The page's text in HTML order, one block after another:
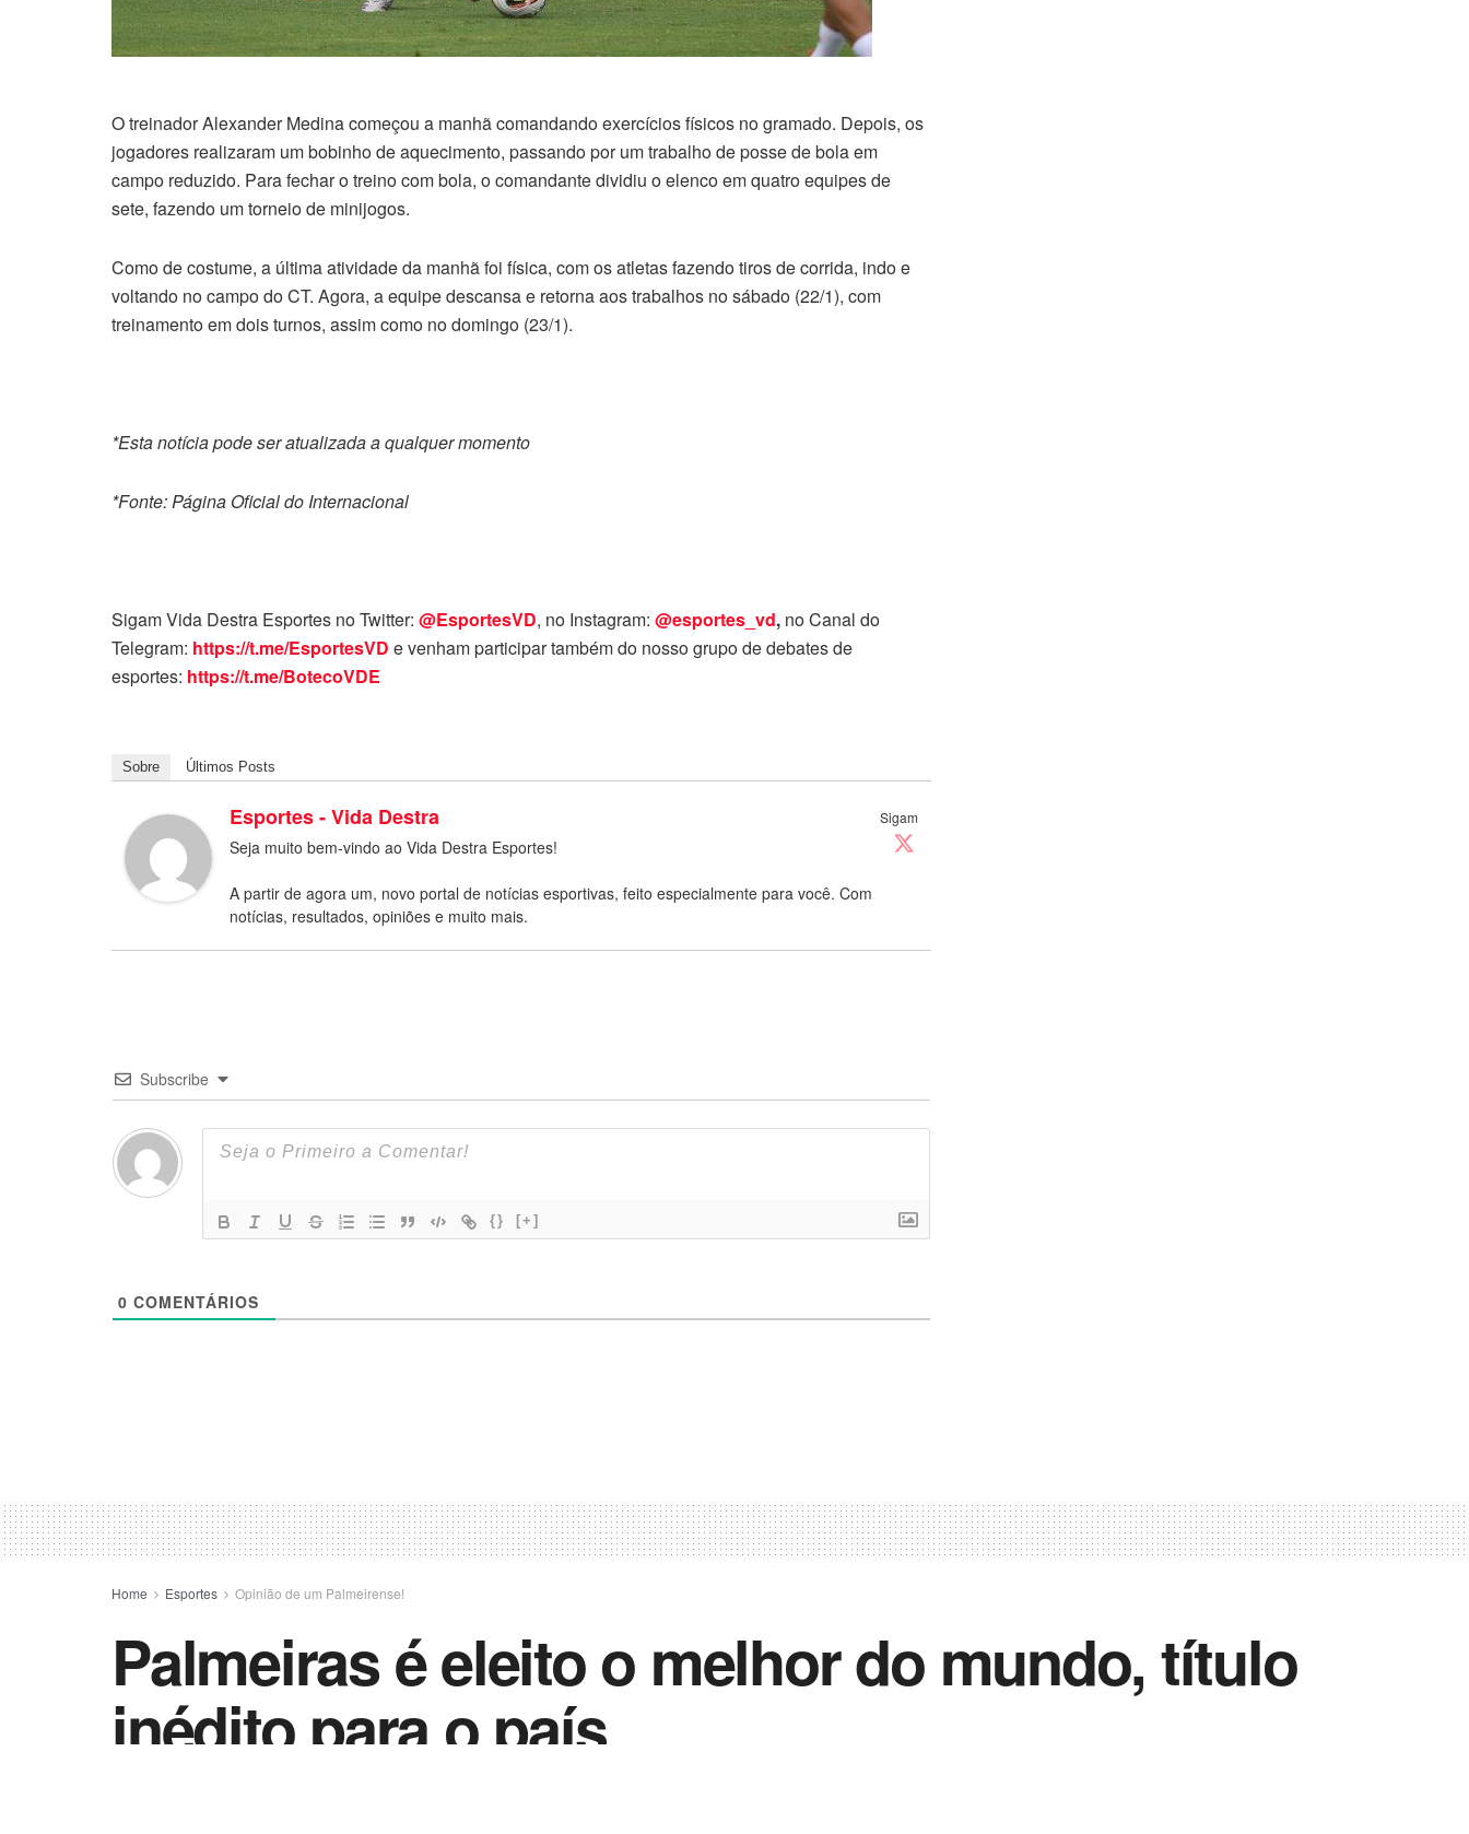
O treinador Alexander Medina começou a manhã comandando exercícios físicos no gramado. Depois, os
jogadores realizaram um bobinho de aquecimento, passando por um trabalho de posse de bola em
campo reduzido. Para fechar o treino com bola, o comandante dividiu o elenco em quatro equipes de
sete, fazendo um torneio de minijogos.
Como de costume, a última atividade da manhã foi física, com os atletas fazendo tiros de corrida, indo e
voltando no campo do CT. Agora, a equipe descansa e retorna aos trabalhos no sábado (22/1), com
treinamento em dois turnos, assim como no domingo (23/1).
*Esta notícia pode ser atualizada a qualquer momento
*Fonte: Página Oficial do Internacional
Sigam Vida Destra Esportes no Twitter: @EsportesVD, no Instagram: @esportes_vd, no Canal do
Telegram: https://t.me/EsportesVD e venham participar também do nosso grupo de debates de
esportes: https://t.me/BotecoVDE
Sobre Últimos Posts
Sigam
Esportes - Vida Destra
Seja muito bem-vindo ao Vida Destra Esportes!
A partir de agora um, novo portal de notícias esportivas, feito especialmente para você. Com
notícias, resultados, opiniões e muito mais.
Subscribe
{} [+]
0 COMENTÁRIOS
Home Esportes Opinião de um Palmeirense!
Palmeiras é eleito o melhor do mundo, título
inédito para o país